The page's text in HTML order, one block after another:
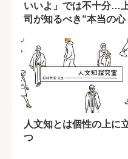
いいよ」では不十分…
司が知るべき“本当の心
人文知とは個性の上に
つ